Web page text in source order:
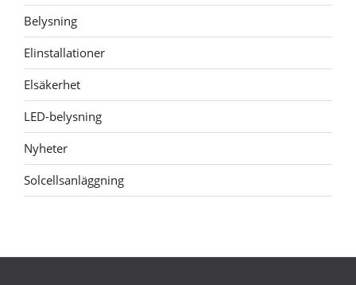
Belysning
Elinstallationer
Elsäkerhet
LED-belysning
Nyheter
Solcellsanläggning